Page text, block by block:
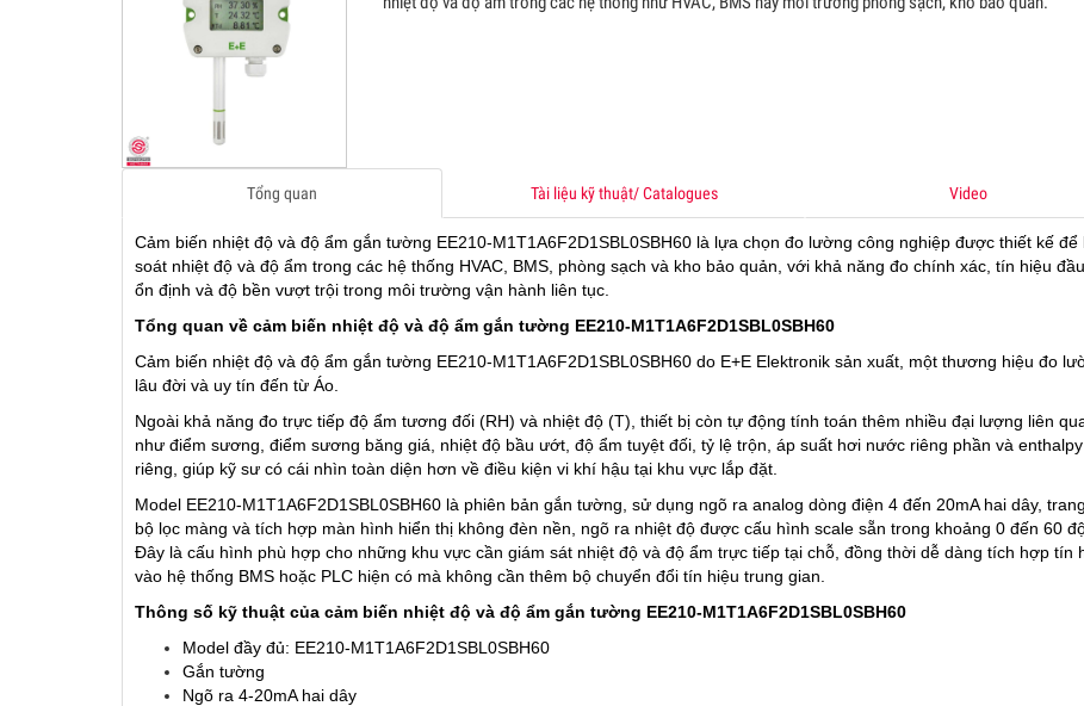
03
01.Feb.2016
Monday
05
TỦ ĐIỀU KHIỂN KHÍ CO
TỦ ĐIỀU KHIẾN KHÍ CO, TỦ ĐIỀU KHIỂN CO, BỘ ĐIỀU KHIẾN KHÍ CO, BỘ ĐIỀU
CO, TỦ ĐIỀU KHIẾN KHÍ CARBON MONOXIDE, BỘ ĐIỀU KHIỂN CO 4-20MA, TỦ
KHIẾN KHÍ CO 4-20MA, TỦ ĐIỀU KHIẾN KHÍ CO ANALOG, TỦ ĐIỀU KHIẾN KHÍ CO
MODBUS RTU, TỦ CO, TỦ CẢNH BÁO KHÍ COXem
05
12.Jul.2025
06
CẢM BIẾN KHÍ CO2 GẮN ỐNG GIÓ EMS KT-241 0-5000 PPM, CẢM BIẾN KHÍ CO2
GẮN ỐNG GIÓ, CẢM BIẾN CO2 ỐNG GIÓ 0-5000 PPM, CẢM BIẾN CO2 ỐNG GIÓ 0-
10000 PPM, CẢM BIẾN CO2 ỐNG GIÓ 5000 PPM, CẢM BIẾN CO2 ỐNG GIÓ 10000
PPM, CẢM BIẾN CO2 ỐNG GIÓ 4-20MA
Xem
06
03.Feb.2016
Wednesday
07
SENSORS VIỆT NAM- CUNG CẤP GIẢI PHÁP GIÁM SÁT HỆ
TURBINE GIÓ
Sensors Việt Nam cung cấp Giải pháp "SSVN-MONITORING SOLUTIONS" tích hợp
của Cộng hòa Liên bang Đức chuyên dùng cho mục đích giám sát tạm thời hoặc
Tổng quan Tài liệu kỹ thuật/ Catalogues Video
Cảm biến nhiệt độ và độ ẩm gắn tường EE210-M1T1A6F2D1SBL0SBH60 là lựa chọn đo lường công nghiệp được thiết kế để
soát nhiệt độ và độ ẩm trong các hệ thống HVAC, BMS, phòng sạch và kho bảo quản, với khả năng đo chính xác, tín hiệu
ổn định và độ bền vượt trội trong môi trường vận hành liên tục.
Tổng quan về cảm biến nhiệt độ và độ ẩm gắn tường EE210-M1T1A6F2D1SBL0SBH60
Cảm biến nhiệt độ và độ ẩm gắn tường EE210-M1T1A6F2D1SBL0SBH60 do E+E Elektronik sản xuất, một thương hiệu đo
lâu đời và uy tín đến từ Áo.
Ngoài khả năng đo trực tiếp độ ẩm tương đối (RH) và nhiệt độ (T), thiết bị còn tự động tính toán thêm nhiều đại lượng liên
như điểm sương, điểm sương băng giá, nhiệt độ bầu ướt, độ ẩm tuyệt đối, tỷ lệ trộn, áp suất hơi nước riêng phần và enthalpy
riêng, giúp kỹ sư có cái nhìn toàn diện hơn về điều kiện vi khí hậu tại khu vực lắp đặt.
Model EE210-M1T1A6F2D1SBL0SBH60 là phiên bản gắn tường, sử dụng ngõ ra analog dòng điện 4 đến 20mA hai dây,
bộ lọc màng và tích hợp màn hình hiển thị không đèn nền, ngõ ra nhiệt độ được cấu hình scale sẵn trong khoảng 0 đến 60
Đây là cấu hình phù hợp cho những khu vực cần giám sát nhiệt độ và độ ẩm trực tiếp tại chỗ, đồng thời dễ dàng tích hợp tín
vào hệ thống BMS hoặc PLC hiện có mà không cần thêm bộ chuyển đổi tín hiệu trung gian.
Thông số kỹ thuật của cảm biến nhiệt độ và độ ẩm gắn tường EE210-M1T1A6F2D1SBL0SBH60
Model đầy đủ: EE210-M1T1A6F2D1SBL0SBH60
Gắn tường
Ngõ ra 4-20mA hai dây